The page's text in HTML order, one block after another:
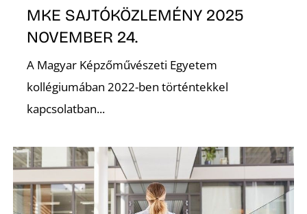
MKE SAJTÓKÖZLEMÉNY 2025
NOVEMBER 24.
A Magyar Képzőművészeti Egyetem
kollégiumában 2022-ben történtekkel
kapcsolatban...